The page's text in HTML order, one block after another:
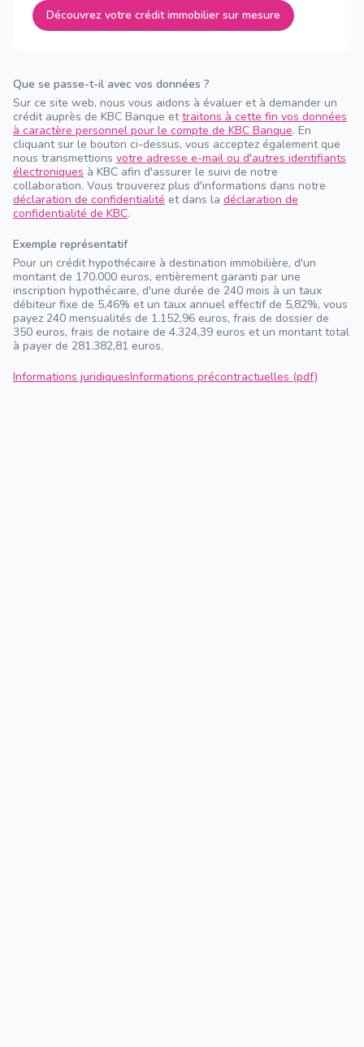
Découvrez votre crédit immobilier sur mesure
Que se passe-t-il avec vos données ?
Sur ce site web, nous vous aidons à évaluer et à demander un
crédit auprès de KBC Banque ettraitons à cette fin vos données
à caractère personnel pour le compte de KBC Banque. En
cliquant sur le bouton ci-dessus, vous acceptez également que
nous transmettions votre adresse e-mail ou d'autres identifiants
électroniques à KBC afin d'assurer le suivi de notre
collaboration. Vous trouverez plus d'informations dans notre
déclaration de confidentialité et dans la déclaration de
confidentialité de KBC.
Exemple représentatif
Pour un crédit hypothécaire à destination immobilière, d'un
montant de 170.000 euros, entièrement garanti par une
inscription hypothécaire, d'une durée de 240 mois à un taux
débiteur fixe de 5,46% et un taux annuel effectif de 5,82%, vous
payez 240 mensualités de 1.152,96 euros, frais de dossier de
350 euros, frais de notaire de 4.324,39 euros et un montant total
à payer de 281.382,81 euros.
Informations juridiquesInformations précontractuelles (pdf)